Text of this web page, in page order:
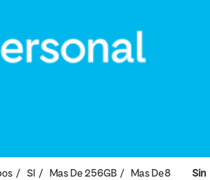
SI
Mas De 256GB
Mas De8
Sin